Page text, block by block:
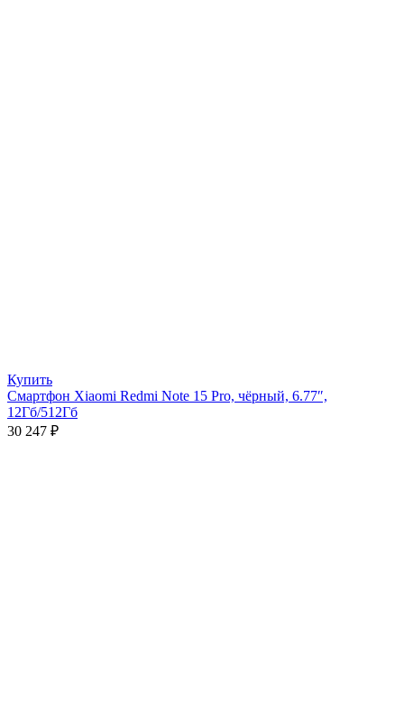
Купить
Смартфон Xiaomi Redmi Note 15 Pro, чёрный, 6.77″,
12Гб/512Гб
30 247 ₽